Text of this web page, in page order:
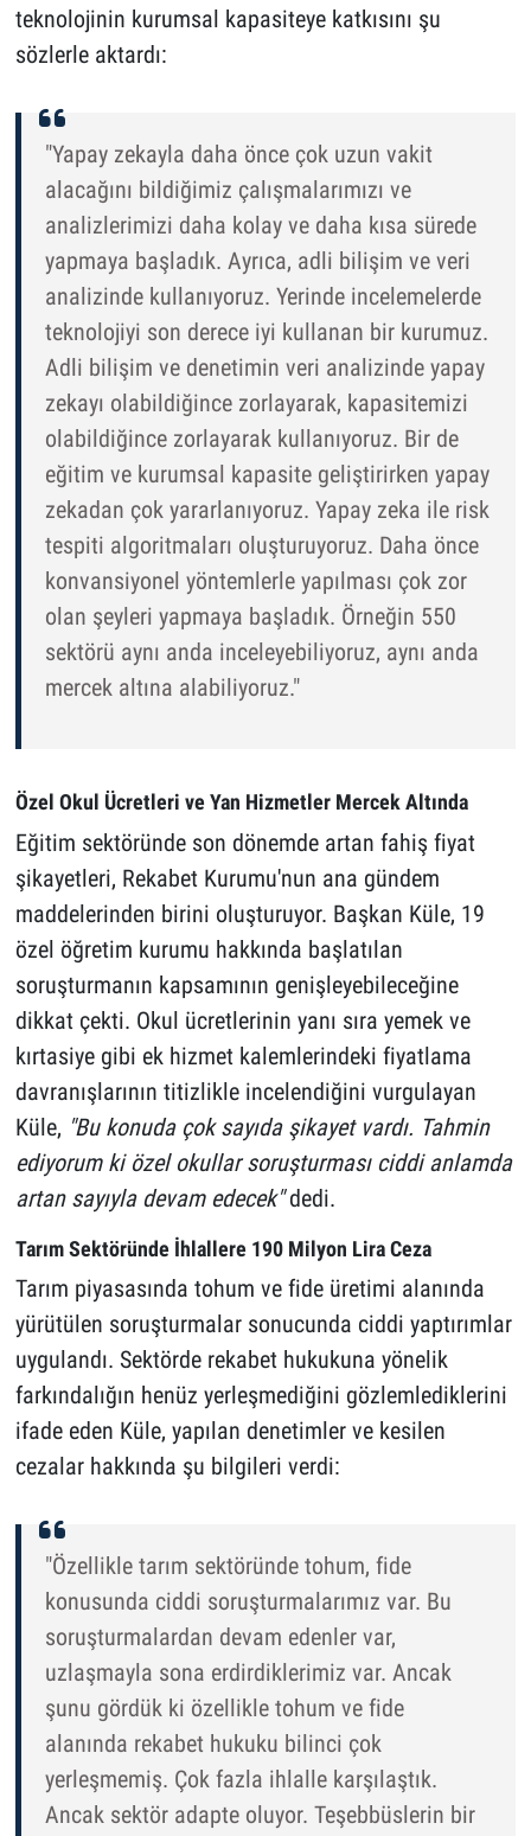
teknolojinin kurumsal kapasiteye katkısını şu
sözlerle aktardı:
"Yapay zekayla daha önce çok uzun vakit
alacağını bildiğimiz çalışmalarımızı ve
analizlerimizi daha kolay ve daha kısa sürede
yapmaya başladık. Ayrıca, adli bilişim ve veri
analizinde kullanıyoruz. Yerinde incelemelerde
teknolojiyi son derece iyi kullanan bir kurumuz.
Adli bilişim ve denetimin veri analizinde yapay
zekayı olabildiğince zorlayarak, kapasitemizi
olabildiğince zorlayarak kullanıyoruz. Bir de
eğitim ve kurumsal kapasite geliştirirken yapay
zekadan çok yararlanıyoruz. Yapay zeka ile risk
tespiti algoritmaları oluşturuyoruz. Daha önce
konvansiyonel yöntemlerle yapılması çok zor
olan şeyleri yapmaya başladık. Örneğin 550
sektörü aynı anda inceleyebiliyoruz, aynı anda
mercek altına alabiliyoruz."
Özel Okul Ücretleri ve Yan Hizmetler Mercek Altında
Eğitim sektöründe son dönemde artan fahiş fiyat
şikayetleri, Rekabet Kurumu'nun ana gündem
maddelerinden birini oluşturuyor. Başkan Küle, 19
özel öğretim kurumu hakkında başlatılan
soruşturmanın kapsamının genişleyebileceğine
dikkat çekti. Okul ücretlerinin yanı sıra yemek ve
kırtasiye gibi ek hizmet kalemlerindeki fiyatlama
davranışlarının titizlikle incelendiğini vurgulayan
Küle, "Bu konuda çok sayıda şikayet vardı. Tahmin
ediyorum ki özel okullar soruşturması ciddi anlamda
artan sayıyla devam edecek"dedi.
Tarım Sektöründe İhlallere 190 Milyon Lira Ceza
Tarım piyasasında tohum ve fide üretimi alanında
yürütülen soruşturmalar sonucunda ciddi yaptırımlar
uygulandı. Sektörde rekabet hukukuna yönelik
farkındalığın henüz yerleşmediğini gözlemlediklerini
ifade eden Küle, yapılan denetimler ve kesilen
cezalar hakkında şu bilgileri verdi:
"Özellikle tarım sektöründe tohum, fide
konusunda ciddi soruşturmalarımız var. Bu
soruşturmalardan devam edenler var,
uzlaşmayla sona erdirdiklerimiz var. Ancak
şunu gördük ki özellikle tohum ve fide
alanında rekabet hukuku bilinci çok
yerleşmemiş. Çok fazla ihlalle karşılaştık.
Ancak sektör adapte oluyor. Teşebbüslerin bir